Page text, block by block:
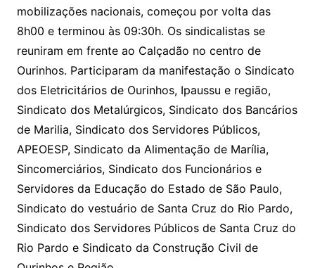
mobilizações nacionais, começou por volta das
8h00 e terminou às 09:30h. Os sindicalistas se
reuniram em frente ao Calçadão no centro de
Ourinhos. Participaram da manifestação o Sindicato
dos Eletricitários de Ourinhos, Ipaussu e região,
Sindicato dos Metalúrgicos, Sindicato dos Bancários
de Marilia, Sindicato dos Servidores Públicos,
APEOESP, Sindicato da Alimentação de Marília,
Sincomerciários, Sindicato dos Funcionários e
Servidores da Educação do Estado de São Paulo,
Sindicato do vestuário de Santa Cruz do Rio Pardo,
Sindicato dos Servidores Públicos de Santa Cruz do
Rio Pardo e Sindicato da Construção Civil de